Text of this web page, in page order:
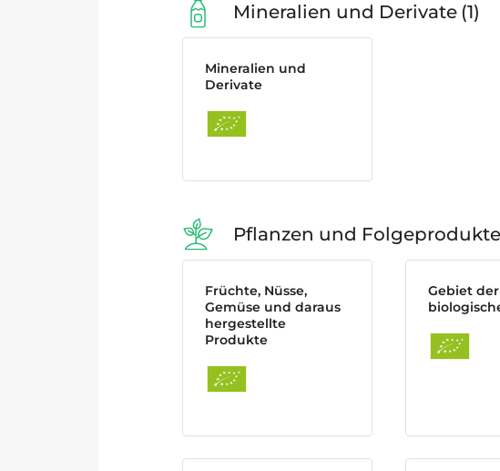
Mineralien und Derivate 1
Mineralien und
Derivate
Pflanzen und Folgeprodukte
Früchte, Nüsse,
Gemüse und daraus
hergestellte
Produkte
Gebiet der